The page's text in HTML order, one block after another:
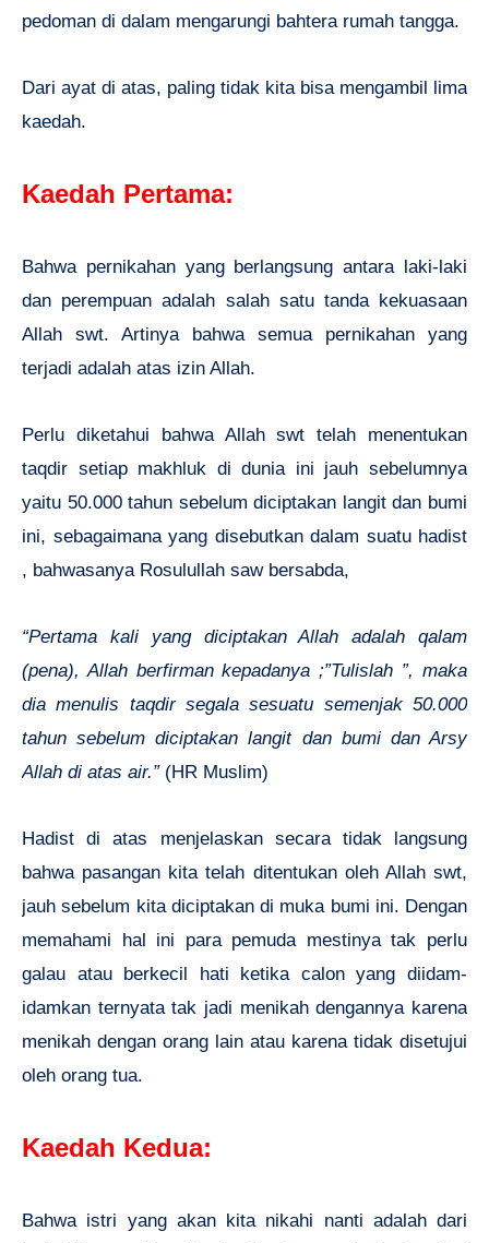
pedoman di dalam mengarungi bahtera rumah tangga.
Dari ayat di atas, paling tidak kita bisa mengambil lima
kaedah.
Kaedah Pertama:
Bahwa pernikahan yang berlangsung antara laki-laki
dan perempuan adalah salah satu tanda kekuasaan
Allah swt. Artinya bahwa semua pernikahan yang
terjadi adalah atas izin Allah.
Perlu diketahui bahwa Allah swt telah menentukan
taqdir setiap makhluk di dunia ini jauh sebelumnya
yaitu 50.000 tahun sebelum diciptakan langit dan bumi
ini, sebagaimana yang disebutkan dalam suatu hadist
, bahwasanya Rosulullah saw bersabda,
“Pertama kali yang diciptakan Allah adalah qalam
(pena), Allah berfirman kepadanya ;”Tulislah ”, maka
dia menulis taqdir segala sesuatu semenjak 50.000
tahun sebelum diciptakan langit dan bumi dan Arsy
Allah di atas air.” (HR Muslim)
Hadist di atas menjelaskan secara tidak langsung
bahwa pasangan kita telah ditentukan oleh Allah swt,
jauh sebelum kita diciptakan di muka bumi ini. Dengan
memahami hal ini para pemuda mestinya tak perlu
galau atau berkecil hati ketika calon yang diidam-
idamkan ternyata tak jadi menikah dengannya karena
menikah dengan orang lain atau karena tidak disetujui
oleh orang tua.
Kaedah Kedua:
Bahwa istri yang akan kita nikahi nanti adalah dari